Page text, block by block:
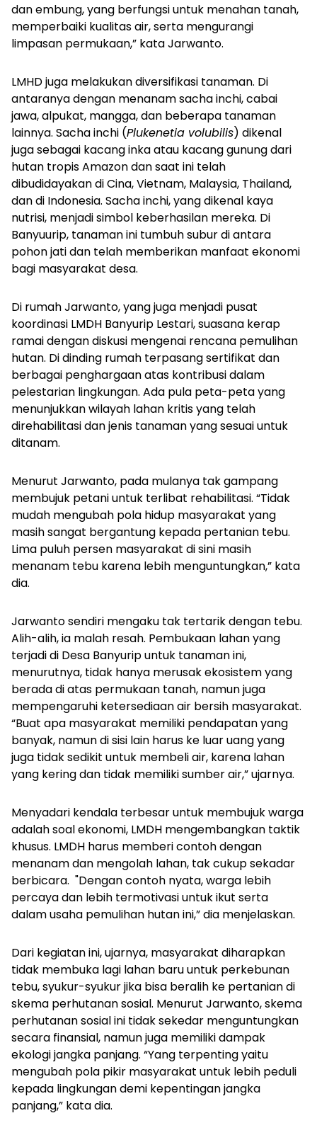
dan embung, yang berfungsi untuk menahan tanah,
memperbaiki kualitas air, serta mengurangi
limpasan permukaan,” kata Jarwanto.
LMHD juga melakukan diversifikasi tanaman. Di
antaranya dengan menanam sacha inchi, cabai
jawa, alpukat, mangga, dan beberapa tanaman
lainnya. Sacha inchi (Plukenetia volubilis) dikenal
juga sebagai kacang inka atau kacang gunung dari
hutan tropis Amazon dan saat ini telah
dibudidayakan di Cina, Vietnam, Malaysia, Thailand,
dan di Indonesia. Sacha inchi, yang dikenal kaya
nutrisi, menjadi simbol keberhasilan mereka. Di
Banyuurip, tanaman ini tumbuh subur di antara
pohon jati dan telah memberikan manfaat ekonomi
bagi masyarakat desa.
Di rumah Jarwanto, yang juga menjadi pusat
koordinasi LMDH Banyurip Lestari, suasana kerap
ramai dengan diskusi mengenai rencana pemulihan
hutan. Di dinding rumah terpasang sertifikat dan
berbagai penghargaan atas kontribusi dalam
pelestarian lingkungan. Ada pula peta-peta yang
menunjukkan wilayah lahan kritis yang telah
direhabilitasi dan jenis tanaman yang sesuai untuk
ditanam.
Menurut Jarwanto, pada mulanya tak gampang
membujuk petani untuk terlibat rehabilitasi. “Tidak
mudah mengubah pola hidup masyarakat yang
masih sangat bergantung kepada pertanian tebu.
Lima puluh persen masyarakat di sini masih
menanam tebu karena lebih menguntungkan,” kata
dia.
Jarwanto sendiri mengaku tak tertarik dengan tebu.
Alih-alih, ia malah resah. Pembukaan lahan yang
terjadi di Desa Banyurip untuk tanaman ini,
menurutnya, tidak hanya merusak ekosistem yang
berada di atas permukaan tanah, namun juga
mempengaruhi ketersediaan air bersih masyarakat.
“Buat apa masyarakat memiliki pendapatan yang
banyak, namun di sisi lain harus ke luar uang yang
juga tidak sedikit untuk membeli air, karena lahan
yang kering dan tidak memiliki sumber air,” ujarnya.
Menyadari kendala terbesar untuk membujuk warga
adalah soal ekonomi, LMDH mengembangkan taktik
khusus. LMDH harus memberi contoh dengan
menanam dan mengolah lahan, tak cukup sekadar
berbicara. "Dengan contoh nyata, warga lebih
percaya dan lebih termotivasi untuk ikut serta
dalam usaha pemulihan hutan ini,” dia menjelaskan.
Dari kegiatan ini, ujarnya, masyarakat diharapkan
tidak membuka lagi lahan baru untuk perkebunan
tebu, syukur-syukur jika bisa beralih ke pertanian di
skema perhutanan sosial. Menurut Jarwanto, skema
perhutanan sosial ini tidak sekedar menguntungkan
secara finansial, namun juga memiliki dampak
ekologi jangka panjang. “Yang terpenting yaitu
mengubah pola pikir masyarakat untuk lebih peduli
kepada lingkungan demi kepentingan jangka
panjang,” kata dia.